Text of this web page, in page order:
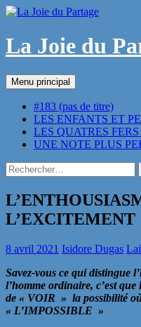
Aller
contenu
La Joie du
Recherche
Menu principal
#183 (pas de titre)
LES ENFANTS ET
LES QUATRES
UNE NOTE PLUS
Rechercher :
L’EXCITEMENT
8 avril 2021 Isidore Dugas
Savez-vous ce qui distingue
l’homme ordinaire, c’est
de « VOIR » la possibilité
« L’IMPOSSIBLE »